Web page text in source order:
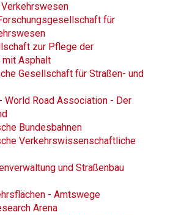
für
zur Pflege der
mit Asphalt
Gesellschaft für Straßen- und
World Road Association - Der
Bundesbahnen
Verkehrswissenschaftliche
und Straßenbau
- Amtswege
Arena